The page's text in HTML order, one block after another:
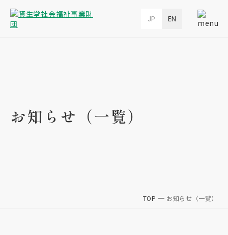
JP EN
お知らせ（一覧）
TOP お知らせ（一覧）